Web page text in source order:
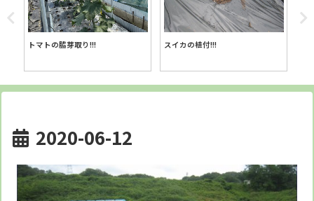
トマトの脇芽取り!!! スイカの植付!!!
2020-06-12